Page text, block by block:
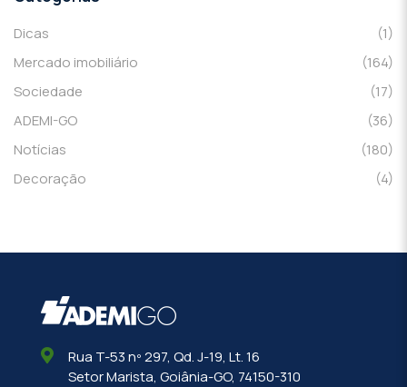
Dicas
(1)
Mercado imobiliário
(164)
Sociedade
(17)
ADEMI-GO
(36)
Notícias
(180)
Decoração
(4)
Rua T-53 nº 297, Qd. J-19, Lt. 16
Setor Marista, Goiânia-GO, 74150-310